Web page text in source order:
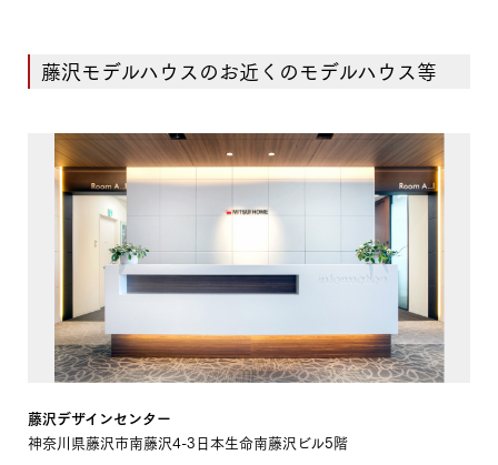
藤沢モデルハウスのお近くのモデルハウス等
藤沢デザインセンター
神奈川県藤沢市南藤沢4-3日本生命南藤沢ビル5階